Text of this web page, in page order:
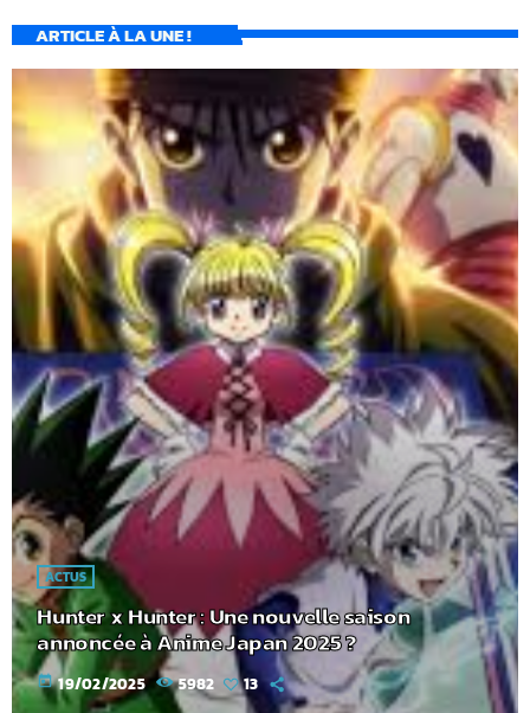
ARTICLE À LA UNE !
ACTUS
Hunter x Hunter : Une nouvelle saison
annoncée à Anime Japan 2025 ?
today 19/02/2025 5982 13